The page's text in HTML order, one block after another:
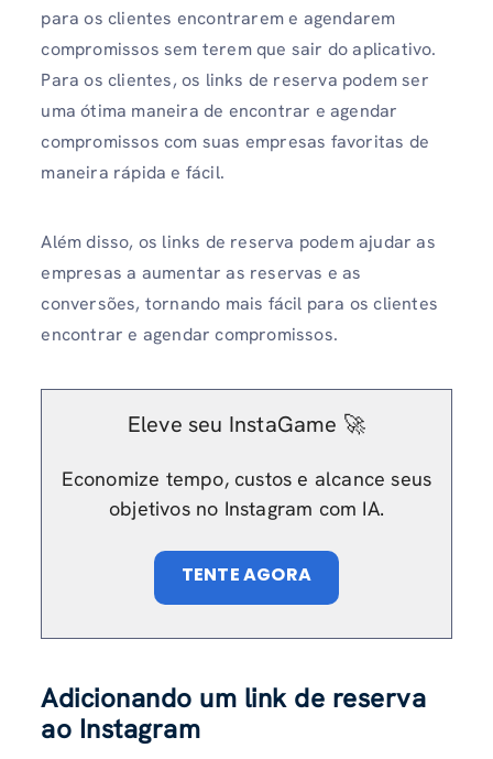
para os clientes encontrarem e agendarem
compromissos sem terem que sair do aplicativo.
Para os clientes, os links de reserva podem ser
uma ótima maneira de encontrar e agendar
compromissos com suas empresas favoritas de
maneira rápida e fácil.
Além disso, os links de reserva podem ajudar as
empresas a aumentar as reservas e as
conversões, tornando mais fácil para os clientes
encontrar e agendar compromissos.
Eleve seu InstaGame 🚀
Economize tempo, custos e alcance seus
objetivos no Instagram com IA.
TENTE AGORA
Adicionando um link de reserva
ao Instagram